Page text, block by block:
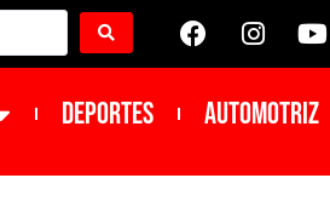
DEPORTES Automotriz